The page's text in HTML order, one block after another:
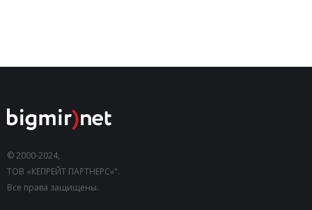
© 2000-2024,
ТОВ «КЕПРЕЙТ ПАРТНЕРС»".
Все права защищены.